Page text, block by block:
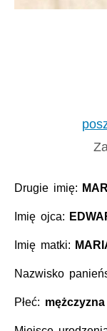
Drugie imię:
Imię ojca:
Imię matki:
Nazwisko
Płeć: mężczyzna